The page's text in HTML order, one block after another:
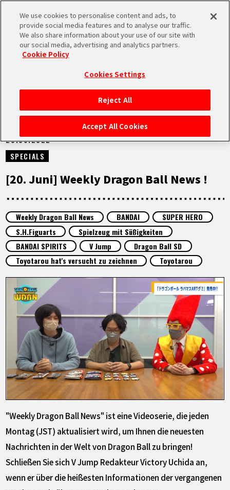
MEN
STARTSEITE
NEUES
HIGHLIGHTS
VIDEOS
SPECIALS
INFOS
LANGUAGE
JP
EN DE ES
NEUES
20.06.2022
SPECIALS
[20. Juni] Weekly Dragon Ball News !
Weekly Dragon Ball News BANDAI
SUPER HERO
S.H.Figuarts
Spielzeug mit Süßigkeiten
BANDAI SPIRITS
V Jump
Dragon Ball SD
Toyotarou hat's versucht zu zeichnen
Toyotarou
"Weekly Dragon Ball News" ist eine Videoserie, die jeden
Montag (JST) aktualisiert wird, um Ihnen die neuesten
Nachrichten in der Welt von Dragon Ball zu bringen!
Schließen Sie sich V Jump Redakteur Victory Uchida an,
wenn er über die heißesten Informationen der vergangenen
We use cookies to personalise content and ads, to
provide social media features and to analyse our traffic.
We also share information about your use of our site with
our social media, advertising and analytics partners.
Cookie Policy
Cookies Settings
Reject All
Accept All Cookies